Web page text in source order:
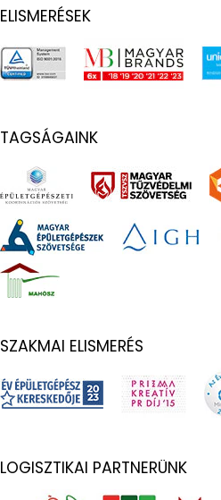
ELISMERÉSEK
TAGSÁGAINK
SZAKMAI ELISMERÉS
LOGISZTIKAI PARTNERÜNK